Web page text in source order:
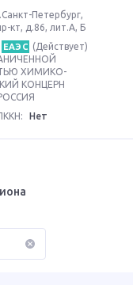
Петербург,
кт, д.86, лит.А, Б
ЕАЭС (Действует)
ХИМИКО-
КОНЦЕРН
Нет